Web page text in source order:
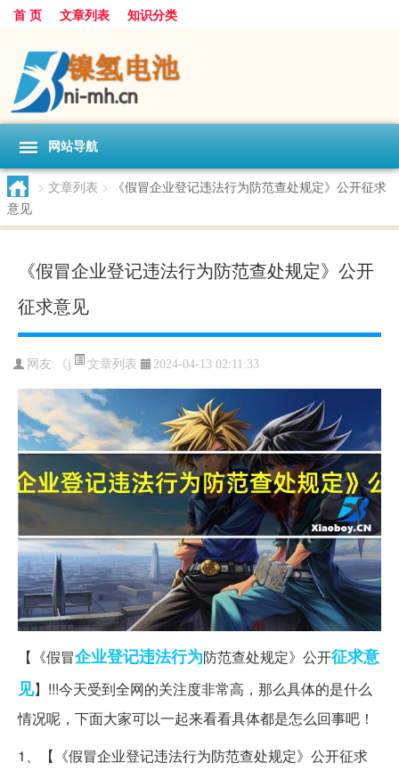
首 页 文章列表 知识分类
网站导航
> 文章列表 >
《假冒企业登记违法行为防范查处规定》公开征求
意见
《假冒企业登记违法行为防范查处规定》公开
征求意见
网友: 《j 文章列表 2024-04-13 02:11:33
【《假冒企业登记违法行为防范查处规定》公开征求意
见】!!!今天受到全网的关注度非常高，那么具体的是什么
情况呢，下面大家可以一起来看看具体都是怎么回事吧！
1、【《假冒企业登记违法行为防范查处规定》公开征求